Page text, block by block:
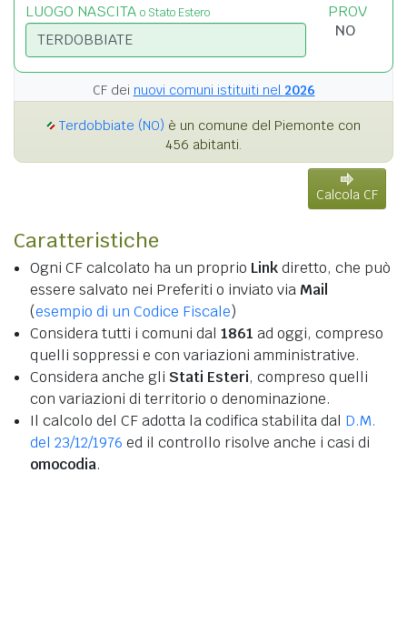
LUOGO NASCITA o Stato Estero PROV
CF dei nuovi comuni istituiti nel 2026
Terdobbiate (NO) è un comune del Piemonte con
456 abitanti.
Calcola CF
Caratteristiche
Ogni CF calcolato ha un proprio Linkdiretto, che può
essere salvato nei Preferiti o inviato via Mail
(esempio di un Codice Fiscale)
Considera tutti i comuni dal 1861 ad oggi, compreso
quelli soppressi e con variazioni amministrative.
Considera anche gli Stati Esteri, compreso quelli
con variazioni di territorio o denominazione.
Il calcolo del CF adotta la codifica stabilita dal D.M.
del 23/12/1976 ed il controllo risolve anche i casi di
omocodia.